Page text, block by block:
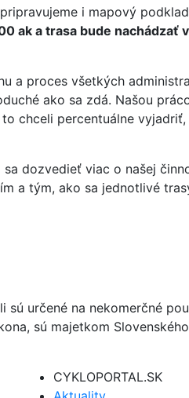
i mapový
ak a trasa bude
a proces všetkých
ako sa zdá. Našou
chceli percentuálne
dozvedieť viac o našej
a tým, ako sa jednotlivé
určené na nekomerčné
sú majetkom
CYKLOPORTAL.SK